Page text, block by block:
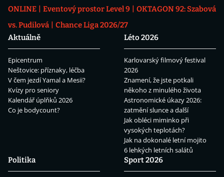
ONLINE
Eventový prostor Level 9
OKTAGON 92: Szabová
vs. Pudilová
Chance Liga 2026/27
Aktuálně
Epicentrum
Neštovice: příznaky, léčba
V čem jezdí Yamal a Mesii?
Kvízy pro seniory
Kalendář úplňků 2026
Co je bodycount?
Léto 2026
Karlovarský filmový festival
2026
Znamení, že jste potkali
někoho z minulého života
Astronomické úkazy 2026:
zatmění slunce a další
Jak obléci miminko při
vysokých teplotách?
Jak na dokonalé letní mojito
6 lehkých letních salátů
Politika
Sport 2026